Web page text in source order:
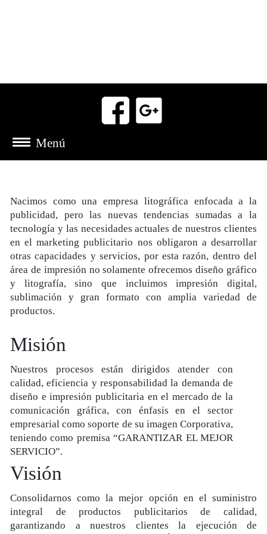
Nacimos como una empresa litográfica enfocada a la
publicidad, pero las nuevas tendencias sumadas a la
tecnología y las necesidades actuales de nuestros clientes
en el marketing publicitario nos obligaron a desarrollar
otras capacidades y servicios, por esta razón, dentro del
área de impresión no solamente ofrecemos diseño gráfico
y litografía, sino que incluimos impresión digital,
sublimación y gran formato con amplia variedad de
productos.
Misión
Nuestros procesos están dirigidos atender con
calidad, eficiencia y responsabilidad la demanda de
diseño e impresión publicitaria en el mercado de la
comunicación gráfica, con énfasis en el sector
empresarial como soporte de su imagen Corporativa,
teniendo como premisa “GARANTIZAR EL MEJOR
SERVICIO”.
Visión
Consolidarnos como la mejor opción en el suministro
integral de productos publicitarios de calidad,
garantizando a nuestros clientes la ejecución de